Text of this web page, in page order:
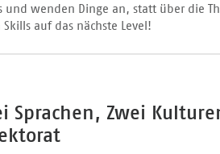
wenden Dinge an, statt über die
auf das nächste Level!
Sprachen, Zwei